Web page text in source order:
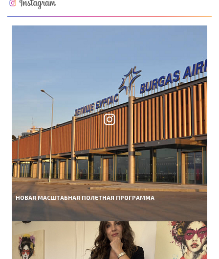
НОВАЯ МАСШТАБНАЯ ПОЛЕТНАЯ ПРОГРАММА